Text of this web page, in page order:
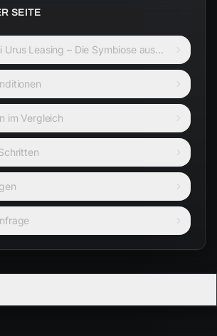
SEITE
Urus Leasing – Die Symbiose aus
Kraft
im Vergleich